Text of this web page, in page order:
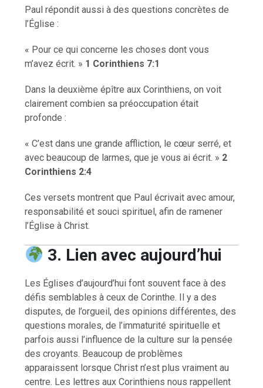
Paul répondit aussi à des questions concrètes de
l’Église :
« Pour ce qui concerne les choses dont vous
m’avez écrit. » 1 Corinthiens 7:1
Dans la deuxième épître aux Corinthiens, on voit
clairement combien sa préoccupation était
profonde :
« C’est dans une grande affliction, le cœur serré, et
avec beaucoup de larmes, que je vous ai écrit. » 2
Corinthiens 2:4
Ces versets montrent que Paul écrivait avec amour,
responsabilité et souci spirituel, afin de ramener
l’Église à Christ.
3. Lien avec aujourd’hui
Les Églises d’aujourd’hui font souvent face à des
défis semblables à ceux de Corinthe. Il y a des
disputes, de l’orgueil, des opinions différentes, des
questions morales, de l’immaturité spirituelle et
parfois aussi l’influence de la culture sur la pensée
des croyants. Beaucoup de problèmes
apparaissent lorsque Christ n’est plus vraiment au
centre. Les lettres aux Corinthiens nous rappellent